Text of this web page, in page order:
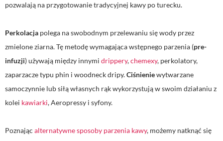
pozwalają na przygotowanie tradycyjnej kawy po turecku.
Perkolacja polega na swobodnym przelewaniu się wody przez
zmielone ziarna. Tę metodę wymagająca wstępnego parzenia (pre-
infuzji) używają między innymi drippery,chemexy, perkolatory,
zaparzacze typu phin i woodneck dripy.Ciśnieniewytwarzane
samoczynnie lub siłą własnych rąk wykorzystują w swoim działaniu z
kolei kawiarki, Aeropressy i syfony.
Poznając alternatywne sposoby parzenia kawy, możemy natknąć się